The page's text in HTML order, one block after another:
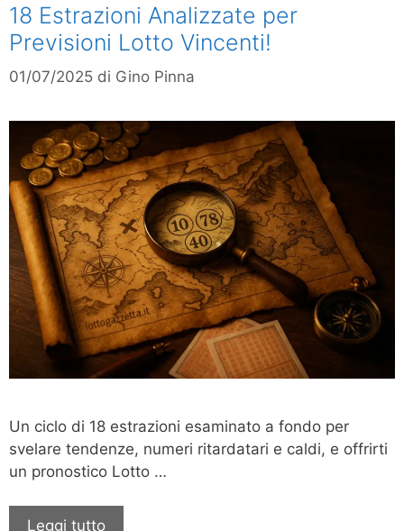
18 Estrazioni Analizzate per
Previsioni Lotto Vincenti!
01/07/2025 di Gino Pinna
Un ciclo di 18 estrazioni esaminato a fondo per
svelare tendenze, numeri ritardatari e caldi, e offrirti
un pronostico Lotto …
Leggi tutto